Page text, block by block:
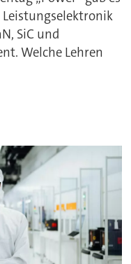
Leistungselektronik
SiC und
Welche Lehren